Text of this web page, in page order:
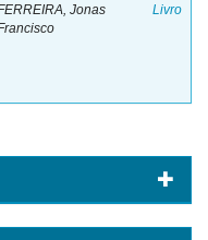
Jonas
Livro